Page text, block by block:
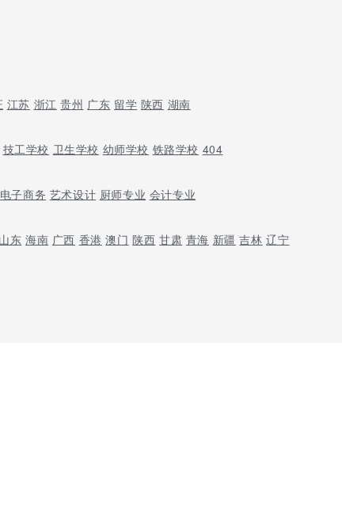
江苏 浙江 贵州 广东 留学 陕西 湖南
技工学校 卫生学校 幼师学校 铁路学校 404
电子商务 艺术设计 厨师专业 会计专业
山东 海南 广西 香港 澳门 陕西 甘肃 青海 新疆 吉林 辽宁